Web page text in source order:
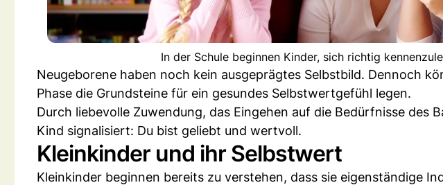
In der Schule beginnen Kinder, sich richtig
Neugeborene haben noch kein ausgeprägtes Selbstbild. Dennoch
Phase die Grundsteine für ein gesundes Selbstwertgefühl legen.
Durch liebevolle Zuwendung, das Eingehen auf die Bedürfnisse des
Kind signalisiert: Du bist geliebt und wertvoll.
Kleinkinder und ihr Selbstwert
Kleinkinder beginnen bereits zu verstehen, dass sie eigenständige